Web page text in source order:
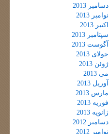
دسامبر 2013
نوامبر 2013
اکتبر 2013
سپتامبر 2013
آگوست 2013
جولای 2013
ژوئن 2013
می 2013
آوریل 2013
مارس 2013
فوریه 2013
ژانویه 2013
دسامبر 2012
نوامبر 2012